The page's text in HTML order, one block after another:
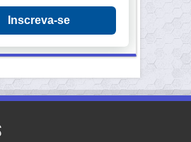
Inscreva-se